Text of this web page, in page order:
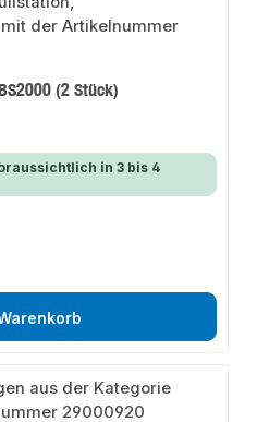
(2 Stück)
in 3 bis 4